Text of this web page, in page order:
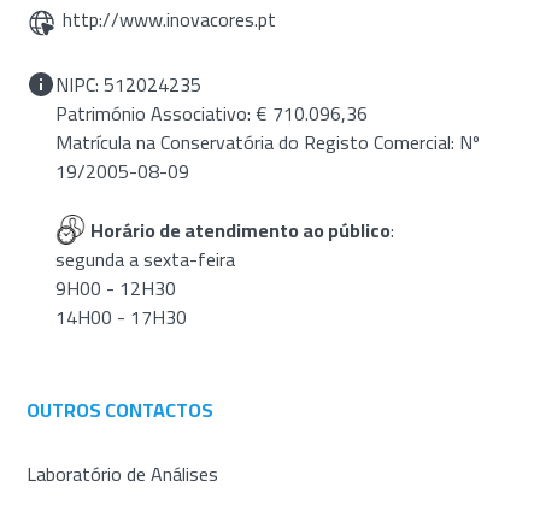
http://www.inovacores.pt
NIPC: 512024235
Património Associativo: € 710.096,36
Matrícula na Conservatória do Registo Comercial: Nº
19/2005-08-09
Horário de atendimento ao público:
segunda a sexta-feira
9H00 - 12H30
14H00 - 17H30
OUTROS CONTACTOS
Laboratório de Análises